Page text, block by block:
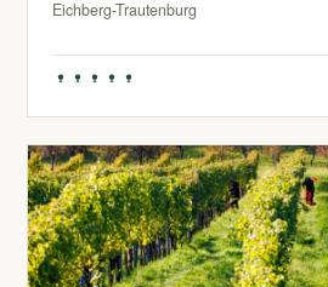
Eichberg-Trautenburg